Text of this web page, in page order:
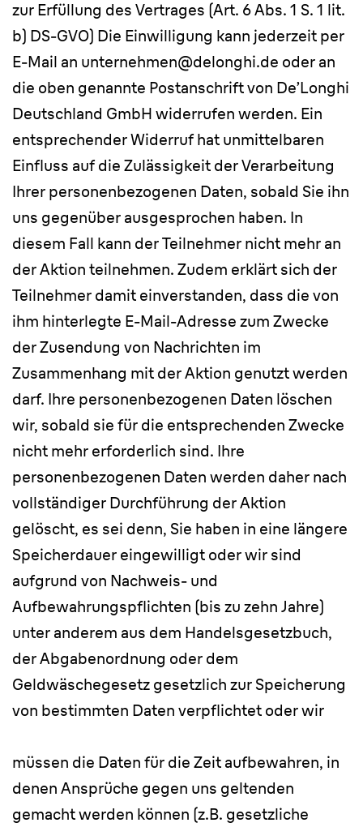
zur Erfüllung des Vertrages (Art. 6 Abs. 1 S. 1 lit.
b) DS-GVO) Die Einwilligung kann jederzeit per
E-Mail an unternehmen@delonghi.de oder an
die oben genannte Postanschrift von De’Longhi
Deutschland GmbH widerrufen werden. Ein
entsprechender Widerruf hat unmittelbaren
Einfluss auf die Zulässigkeit der Verarbeitung
Ihrer personenbezogenen Daten, sobald Sie ihn
uns gegenüber ausgesprochen haben. In
diesem Fall kann der Teilnehmer nicht mehr an
der Aktion teilnehmen. Zudem erklärt sich der
Teilnehmer damit einverstanden, dass die von
ihm hinterlegte E-Mail-Adresse zum Zwecke
der Zusendung von Nachrichten im
Zusammenhang mit der Aktion genutzt werden
darf. Ihre personenbezogenen Daten löschen
wir, sobald sie für die entsprechenden Zwecke
nicht mehr erforderlich sind. Ihre
personenbezogenen Daten werden daher nach
vollständiger Durchführung der Aktion
gelöscht, es sei denn, Sie haben in eine längere
Speicherdauer eingewilligt oder wir sind
aufgrund von Nachweis- und
Aufbewahrungspflichten (bis zu zehn Jahre)
unter anderem aus dem Handelsgesetzbuch,
der Abgabenordnung oder dem
Geldwäschegesetz gesetzlich zur Speicherung
von bestimmten Daten verpflichtet oder wir
müssen die Daten für die Zeit aufbewahren, in
denen Ansprüche gegen uns geltenden
gemacht werden können (z.B. gesetzliche